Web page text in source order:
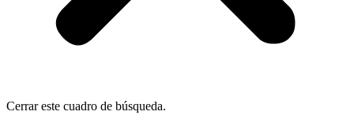
Cerrar este cuadro de búsqueda.